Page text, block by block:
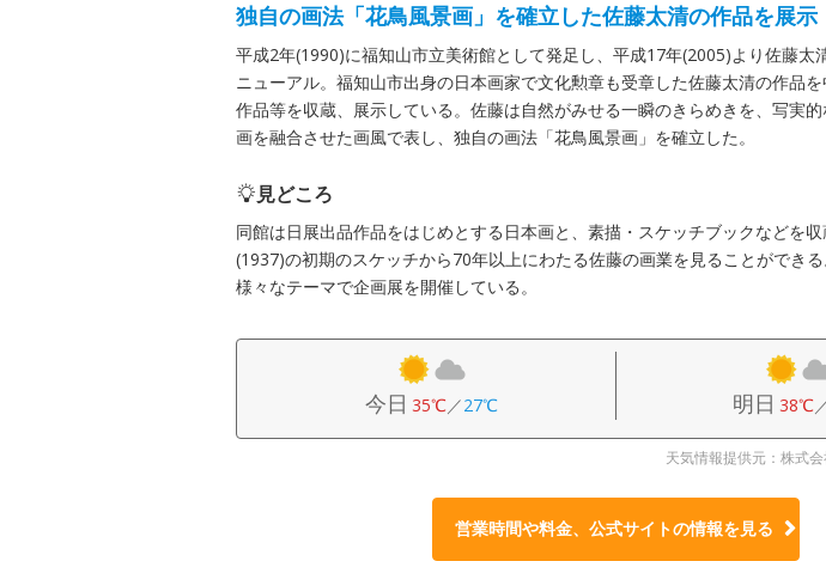
独自の画法「花鳥風景画」を確立した佐藤太清の作品を展示
平成2年(1990)に福知山市立美術館として発足し、平成17年(2005)より佐藤太
ニューアル。福知山市出身の日本画家で文化勲章も受章した佐藤太清の作品
作品等を収蔵、展示している。佐藤は自然がみせる一瞬のきらめきを、写実
画を融合させた画風で表し、独自の画法「花鳥風景画」を確立した。
見どころ
同館は日展出品作品をはじめとする日本画と、素描・スケッチブックなどを
(1937)の初期のスケッチから70年以上にわたる佐藤の画業を見ることができる
様々なテーマで企画展を開催している。
今日 35℃／27℃ 明日 38℃
天気情報提供元：株式
営業時間や料金、公式サイトの情報を見る